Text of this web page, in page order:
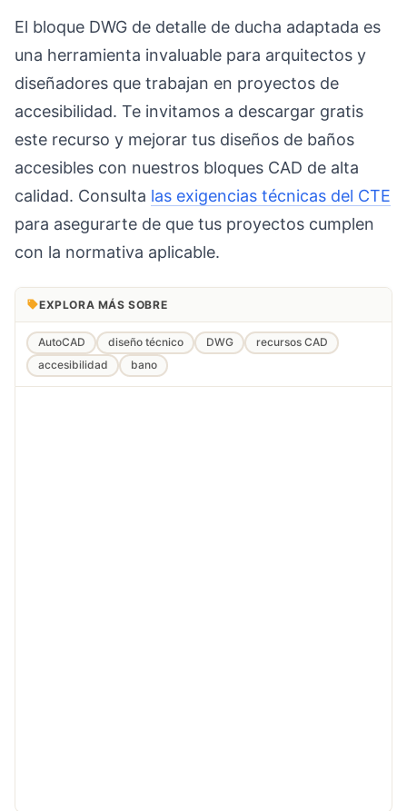
El bloque DWG de detalle de ducha adaptada es
una herramienta invaluable para arquitectos y
diseñadores que trabajan en proyectos de
accesibilidad. Te invitamos a descargar gratis
este recurso y mejorar tus diseños de baños
accesibles con nuestros bloques CAD de alta
calidad. Consulta las exigencias técnicas del CTE
para asegurarte de que tus proyectos cumplen
con la normativa aplicable.
EXPLORA MÁS SOBRE
AutoCAD diseño técnico DWG
recursos CAD
accesibilidad
bano